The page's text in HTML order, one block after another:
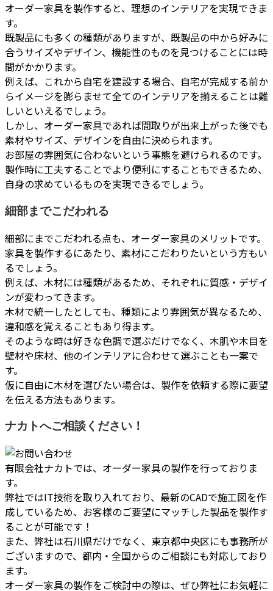
オーダー家具を製作すると、理想のインテリアを実現できま
す。
既製品にも多くの種類がありますが、既製品の中から好みに
合うサイズやデザイン、機能性のものを見つけることには時
間がかかります。
例えば、これから自宅を建設する場合、自宅が完成する前か
らイメージを膨らませて全てのインテリアを揃えることは難
しいといえるでしょう。
しかし、オーダー家具であれば間取りが出来上がった後でも
素材やサイズ、デザインを自由に決められます。
お部屋の雰囲気に合わないという事態を避けられるのです。
製作時に工夫することでより便利にすることもできるため、
自身の求めているものを実現できるでしょう。
細部までこだわれる
細部にまでこだわれる点も、オーダー家具のメリットです。
家具を製作するにあたり、素材にこだわりたいという方もい
るでしょう。
例えば、木材には種類があるため、それぞれに質感・デザイ
ンが変わってきます。
木材で統一したとしても、種類により雰囲気が異なるため、
違和感を覚えることもあり得ます。
そのような時は好きな色調で選ぶだけでなく、木肌や木目を
壁材や床材、他のインテリアに合わせて選ぶことも一案で
す。
仮に自由に木材を選びたい場合は、製作を依頼する際に要望
を伝える方法もあります。
ナカトへご相談ください！
有限会社ナカトでは、オーダー家具の製作を行っておりま
す。
弊社ではIT技術を取り入れており、最新のCADで施工図を作
成しているため、お客様のご要望にマッチした製品を製作す
ることが可能です！
また、弊社は石川県だけでなく、東京都中央区にも事務所が
ございますので、都内・全国からのご相談にも対応しており
ます。
オーダー家具の製作をご検討中の際は、ぜひ弊社にお気軽に